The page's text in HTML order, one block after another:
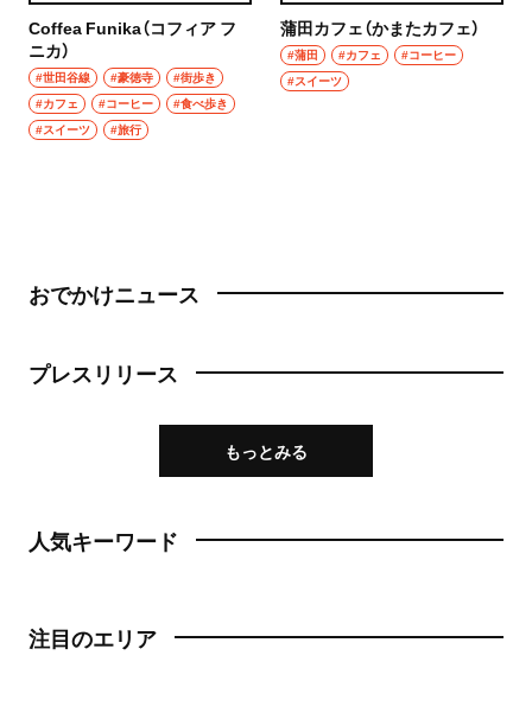
Coffea Funika（コフィア フ
ニカ）
#世田谷線 #豪徳寺
#街歩き
#カフェ
#コーヒー
#食べ歩き
#スイーツ
#旅行
蒲田カフェ（かまたカフェ）
#蒲田 #カフェ
#コーヒー
#スイーツ
おでかけニュース
プレスリリース
もっとみる
人気キーワード
注目のエリア